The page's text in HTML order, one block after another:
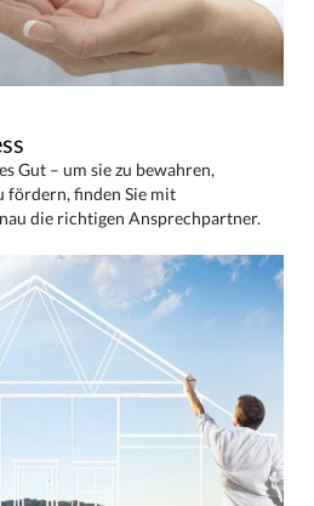
Gut – um sie zu bewahren,
fördern, finden Sie mit
die richtigen Ansprechpartner.